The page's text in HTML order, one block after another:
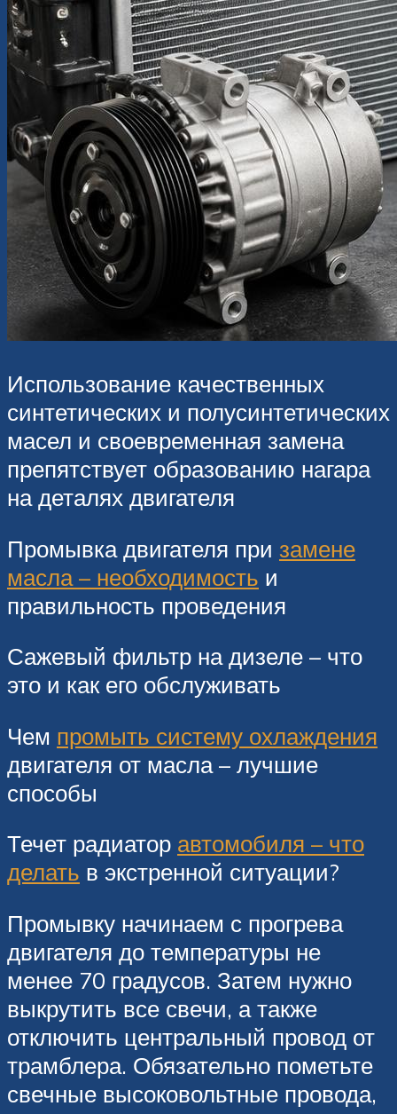
Использование качественных
синтетических и полусинтетических
масел и своевременная замена
препятствует образованию нагара
на деталях двигателя
Промывка двигателя при замене
масла – необходимость и
правильность проведения
Сажевый фильтр на дизеле – что
это и как его обслуживать
Чем промыть систему охлаждения
двигателя от масла – лучшие
способы
Течет радиатор автомобиля – что
делать в экстренной ситуации?
Промывку начинаем с прогрева
двигателя до температуры не
менее 70 градусов. Затем нужно
выкрутить все свечи, а также
отключить центральный провод от
трамблера. Обязательно пометьте
свечные высоковольтные провода,